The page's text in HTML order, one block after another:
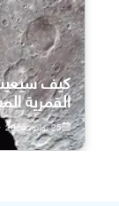
كيف
القمرية
25 يوليو، 2026